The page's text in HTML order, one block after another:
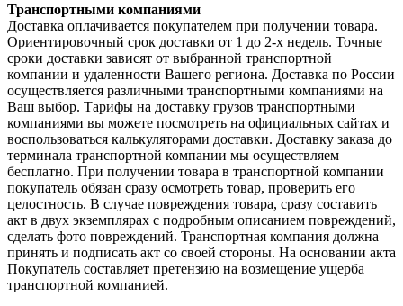
Транспортными компаниями
Доставка оплачивается покупателем при получении товара.
Ориентировочный срок доставки от 1 до 2-х недель. Точные
сроки доставки зависят от выбранной транспортной
компании и удаленности Вашего региона. Доставка по России
осуществляется различными транспортными компаниями на
Ваш выбор. Тарифы на доставку грузов транспортными
компаниями вы можете посмотреть на официальных сайтах и
воспользоваться калькуляторами доставки. Доставку заказа до
терминала транспортной компании мы осуществляем
бесплатно. При получении товара в транспортной компании
покупатель обязан сразу осмотреть товар, проверить его
целостность. В случае повреждения товара, сразу составить
акт в двух экземплярах с подробным описанием повреждений,
сделать фото повреждений. Транспортная компания должна
принять и подписать акт со своей стороны. На основании акта
Покупатель составляет претензию на возмещение ущерба
транспортной компанией.